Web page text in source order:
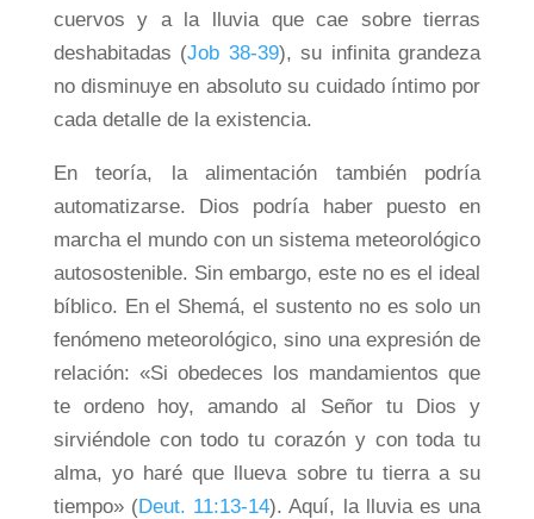
cuervos y a la lluvia que cae sobre tierras
deshabitadas (Job 38-39), su infinita grandeza
no disminuye en absoluto su cuidado íntimo por
cada detalle de la existencia.
En teoría, la alimentación también podría
automatizarse. Dios podría haber puesto en
marcha el mundo con un sistema meteorológico
autosostenible. Sin embargo, este no es el ideal
bíblico. En el Shemá, el sustento no es solo un
fenómeno meteorológico, sino una expresión de
relación: «Si obedeces los mandamientos que
te ordeno hoy, amando al Señor tu Dios y
sirviéndole con todo tu corazón y con toda tu
alma, yo haré que llueva sobre tu tierra a su
tiempo» (Deut. 11:13-14). Aquí, la lluvia es una